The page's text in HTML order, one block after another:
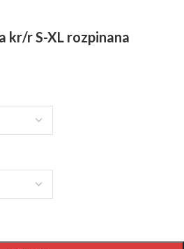
kr/r S-XL rozpinana